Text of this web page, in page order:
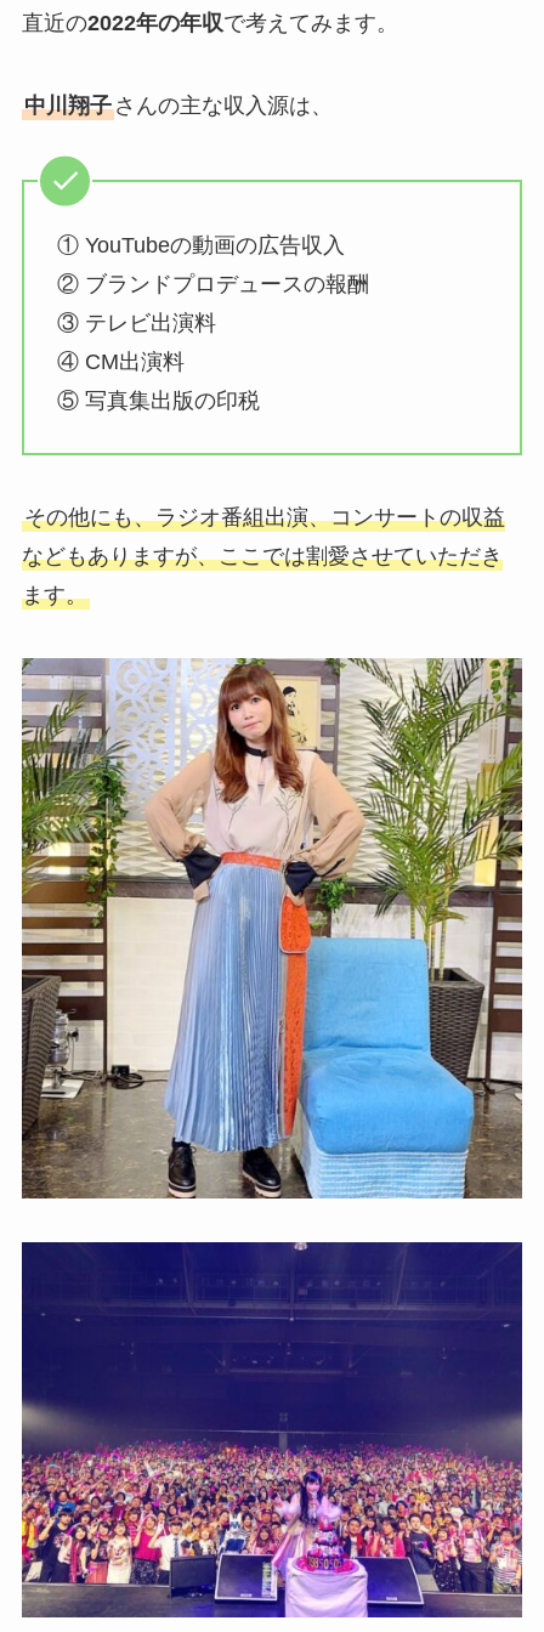
直近の2022年の年収で考えてみます。
中川翔子さんの主な収入源は、
① YouTubeの動画の広告収入
② ブランドプロデュースの報酬
③ テレビ出演料
④ CM出演料
⑤ 写真集出版の印税
その他にも、ラジオ番組出演、コンサートの収益
などもありますが、ここでは割愛させていただき
ます。